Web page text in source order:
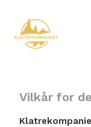
Vilkår for